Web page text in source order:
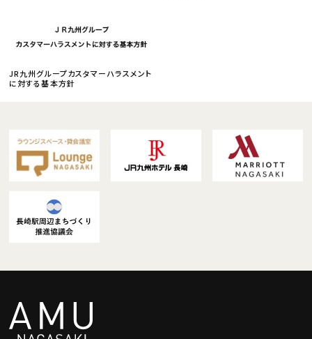
JR九州グループカスタマーハラスメント
に対する基本方針